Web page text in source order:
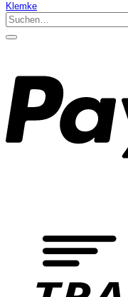
Klemke
Suchen
nach: